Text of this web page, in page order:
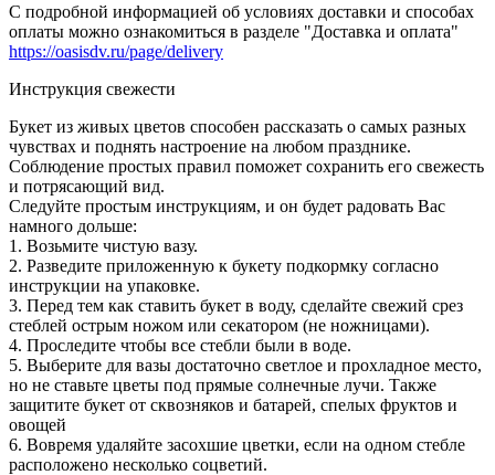
С подробной информацией об условиях доставки и способах
оплаты можно ознакомиться в разделе "Доставка и оплата"
https://oasisdv.ru/page/delivery
Инструкция свежести
Букет из живых цветов способен рассказать о самых разных
чувствах и поднять настроение на любом празднике.
Соблюдение простых правил поможет сохранить его свежесть
и потрясающий вид.
Следуйте простым инструкциям, и он будет радовать Вас
намного дольше:
1. Возьмите чистую вазу.
2. Разведите приложенную к букету подкормку согласно
инструкции на упаковке.
3. Перед тем как ставить букет в воду, сделайте свежий срез
стеблей острым ножом или секатором (не ножницами).
4. Проследите чтобы все стебли были в воде.
5. Выберите для вазы достаточно светлое и прохладное место,
но не ставьте цветы под прямые солнечные лучи. Также
защитите букет от сквозняков и батарей, спелых фруктов и
овощей
6. Вовремя удаляйте засохшие цветки, если на одном стебле
расположено несколько соцветий.